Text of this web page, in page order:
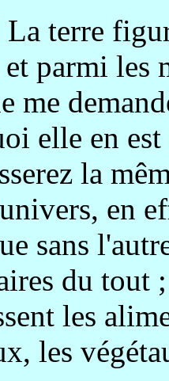
terre
parmi les
me
elle en
la
en
sans
du tout
les
les